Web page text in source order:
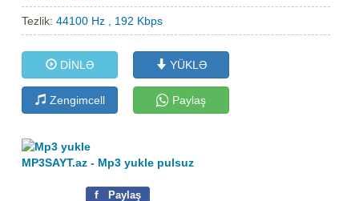
Tezlik:44100 Hz , 192 Kbps
DİNLƏ YÜKLƏ
Zengimcell Paylaş
MP3SAYT.az - Mp3 yukle pulsuz
f Paylaş